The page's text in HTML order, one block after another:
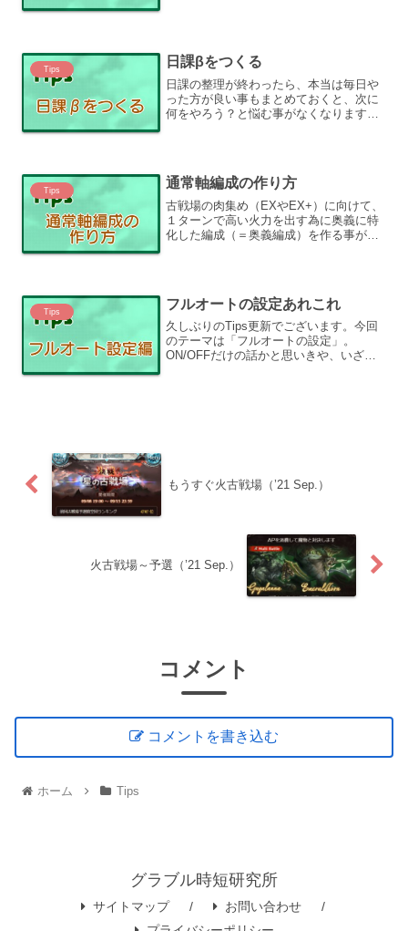
Tips 日課βをつくる
日課の整理が終わったら、本当は毎日や
った方が良い事もまとめておくと、次に
何をやろう？と悩む事がなくなります。
Tips 通常軸編成の作り方
古戦場の肉集め（EXやEX+）に向けて、
１ターンで高い火力を出す為に奥義に特
化した編成（＝奥義編成）を作る事が多
Tips フルオートの設定あれこれ
久しぶりのTips更新でございます。今回
のテーマは「フルオートの設定」。
ON/OFFだけの話かと思いきや、いざ
もうすぐ火古戦場（’21 Sep.）
火古戦場～予選（’21 Sep.）
コメント
コメントを書き込む
ホーム Tips
グラブル時短研究所
サイトマップ
お問い合わせ